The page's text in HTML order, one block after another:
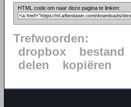
HTML code om naar deze pagina te linken:
Trefwoorden:
dropbox
bestand
delen
kopiëren